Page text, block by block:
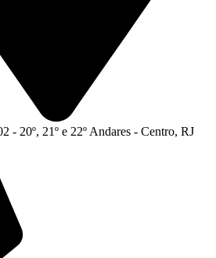
- 20º, 21º e 22º Andares - Centro, RJ